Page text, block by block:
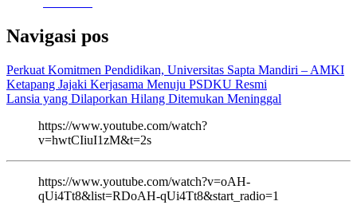
Navigasi pos
Perkuat Komitmen Pendidikan, Universitas Sapta Mandiri – AMKI
Ketapang Jajaki Kerjasama Menuju PSDKU Resmi
Lansia yang Dilaporkan Hilang Ditemukan Meninggal
https://www.youtube.com/watch?
v=hwtCIiuI1zM&t=2s
https://www.youtube.com/watch?v=oAH-
qUi4Tt8&list=RDoAH-qUi4Tt8&start_radio=1